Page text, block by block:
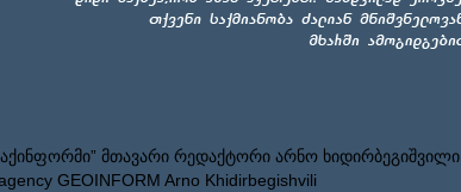
მთავარი რედაქტორი არნო ხიდირბეგიშვილი
GEOINFORM Arno Khidirbegishvili